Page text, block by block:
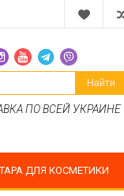
Найти
ПО ВСЕЙ УКРАИНЕ
ТАРА ДЛЯ КОСМЕТИКИ